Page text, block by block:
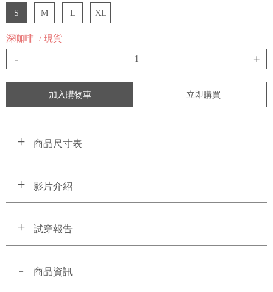
S M L XL
深咖啡 / 現貨
- +
加入購物車 立即購買
商品尺寸表
影片介紹
試穿報告
商品資訊